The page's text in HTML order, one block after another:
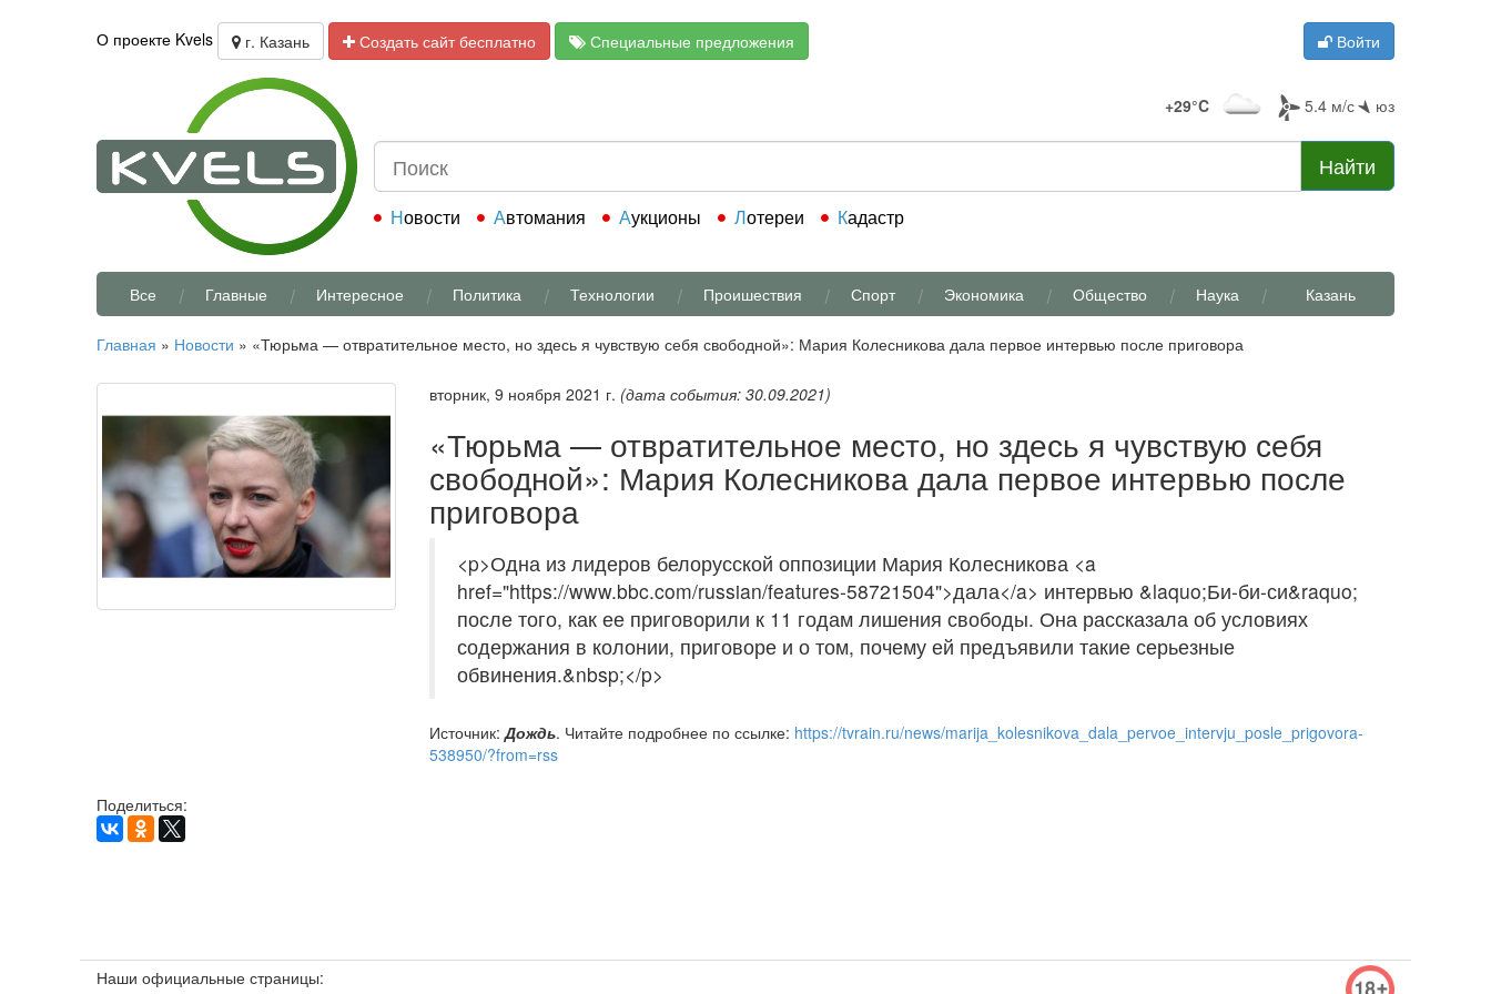
О проекте Kvels г. Казань Создать сайт бесплатно Специальные предложения Войти
+29°C 5.4 м/с юз
Найти
Новости Автомания Аукционы Лотереи Кадастр
Казань
Все Главные Интересное Политика Технологии Проишествия Спорт Экономика Общество Наука
Главная » Новости » «Тюрьма — отвратительное место, но здесь я чувствую себя свободной»: Мария Колесникова дала первое интервью после приговора
вторник, 9 ноября 2021 г. (дата события: 30.09.2021)
«Тюрьма — отвратительное место, но здесь я чувствую себя
свободной»: Мария Колесникова дала первое интервью после
приговора
<p>Одна из лидеров белорусской оппозиции Мария Колесникова <a
href="https://www.bbc.com/russian/features-58721504">дала</a> интервью &laquo;Би-би-си&raquo;
после того, как ее приговорили к 11 годам лишения свободы. Она рассказала об условиях
содержания в колонии, приговоре и о том, почему ей предъявили такие серьезные
обвинения.&nbsp;</p>
Источник:Дождь. Читайте подробнее по ссылке: https://tvrain.ru/news/marija_kolesnikova_dala_pervoe_intervju_posle_prigovora-
538950/?from=rss
Поделиться:
Наши официальные страницы: